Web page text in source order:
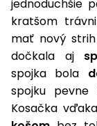
jednoduchšie
kratšom
mať nový
dočkala aj
spojka bola
spojku pevne
Kosačka